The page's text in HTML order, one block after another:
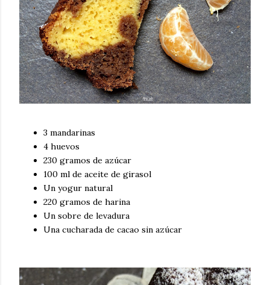
3 mandarinas
4 huevos
230 gramos de azúcar
100 ml de aceite de girasol
Un yogur natural
220 gramos de harina
Un sobre de levadura
Una cucharada de cacao sin azúcar